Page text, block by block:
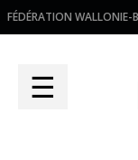
FÉDÉRATION WALLONIE-
☰